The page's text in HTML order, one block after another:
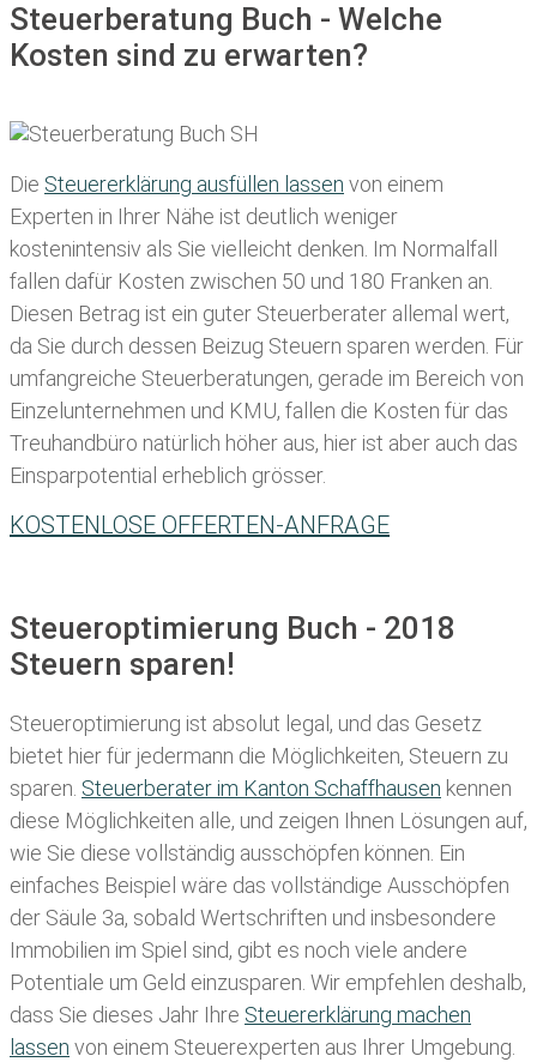
Steuerberatung Buch - Welche
Kosten sind zu erwarten?
Die Steuererklärung ausfüllen lassen von einem
Experten in Ihrer Nähe ist deutlich weniger
kostenintensiv als Sie vielleicht denken. Im Normalfall
fallen dafür Kosten zwischen 50 und 180 Franken an.
Diesen Betrag ist ein guter Steuerberater allemal wert,
da Sie durch dessen Beizug Steuern sparen werden. Für
umfangreiche Steuerberatungen, gerade im Bereich von
Einzelunternehmen und KMU, fallen die Kosten für das
Treuhandbüro natürlich höher aus, hier ist aber auch das
Einsparpotential erheblich grösser.
KOSTENLOSE OFFERTEN-ANFRAGE
Steueroptimierung Buch - 2018
Steuern sparen!
Steueroptimierung ist absolut legal, und das Gesetz
bietet hier für jedermann die Möglichkeiten, Steuern zu
sparen. Steuerberater im K anton Schaffhausen kennen
diese Möglichkeiten alle, und zeigen Ihnen Lösungen auf,
wie Sie diese vollständig ausschöpfen können. Ein
einfaches Beispiel wäre das vollständige Ausschöpfen
der Säule 3a, sobald Wertschriften und insbesondere
Immobilien im Spiel sind, gibt es noch viele andere
Potentiale um Geld einzusparen. Wir empfehlen deshalb,
dass Sie dieses Jahr Ihre Steuererklärung machen
lassen von einem Steuerexperten aus Ihrer Umgebung.